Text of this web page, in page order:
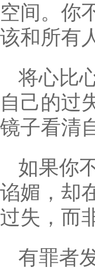
空间。你
该和所有
将心比
自己的过
镜子看清
如果你
谄媚，却
过失，而
有罪者